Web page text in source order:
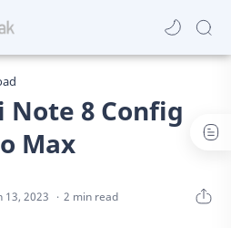
Note 8 Config
Max
2 min read